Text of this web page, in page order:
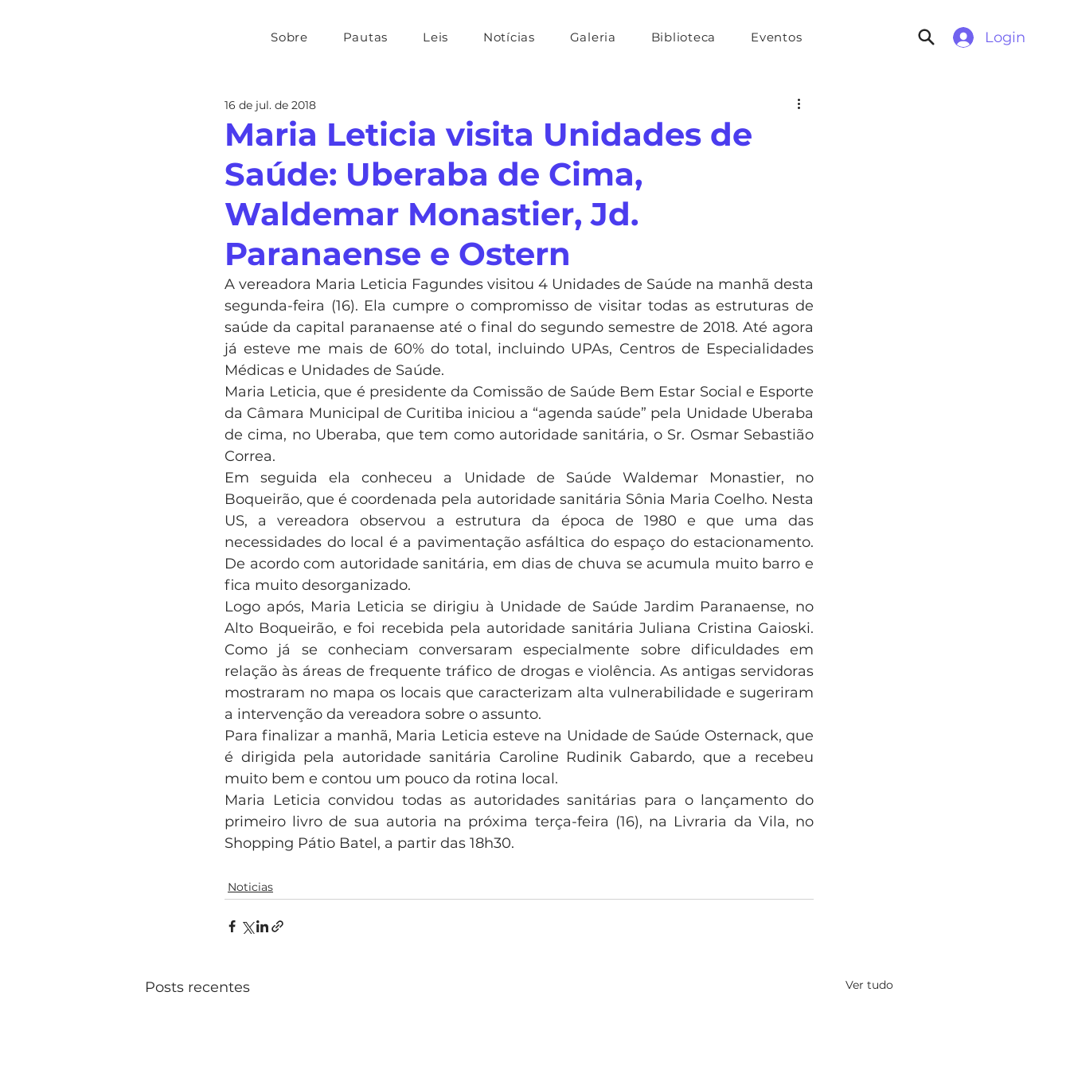
Sobre Pautas Leis Notícias Galeria Biblioteca Eventos Login
Maria Leticia visita Unidades de
Saúde: Uberaba de Cima,
Waldemar Monastier, Jd.
Paranaense e Ostern
16 de jul. de 2018
A vereadora Maria Leticia Fagundes visitou 4 Unidades de Saúde na manhã desta
segunda-feira (16). Ela cumpre o compromisso de visitar todas as estruturas de
saúde da capital paranaense até o final do segundo semestre de 2018. Até agora
já esteve me mais de 60% do total, incluindo UPAs, Centros de Especialidades
Médicas e Unidades de Saúde.
Maria Leticia, que é presidente da Comissão de Saúde Bem Estar Social e Esporte
da Câmara Municipal de Curitiba iniciou a “agenda saúde” pela Unidade Uberaba
de cima, no Uberaba, que tem como autoridade sanitária, o Sr. Osmar Sebastião
Correa.
Em seguida ela conheceu a Unidade de Saúde Waldemar Monastier, no
Boqueirão, que é coordenada pela autoridade sanitária Sônia Maria Coelho. Nesta
US, a vereadora observou a estrutura da época de 1980 e que uma das
necessidades do local é a pavimentação asfáltica do espaço do estacionamento.
De acordo com autoridade sanitária, em dias de chuva se acumula muito barro e
fica muito desorganizado.
Logo após, Maria Leticia se dirigiu à Unidade de Saúde Jardim Paranaense, no
Alto Boqueirão, e foi recebida pela autoridade sanitária Juliana Cristina Gaioski.
Como já se conheciam conversaram especialmente sobre dificuldades em
relação às áreas de frequente tráfico de drogas e violência. As antigas servidoras
mostraram no mapa os locais que caracterizam alta vulnerabilidade e sugeriram
a intervenção da vereadora sobre o assunto.
Para finalizar a manhã, Maria Leticia esteve na Unidade de Saúde Osternack, que
é dirigida pela autoridade sanitária Caroline Rudinik Gabardo, que a recebeu
muito bem e contou um pouco da rotina local.
Maria Leticia convidou todas as autoridades sanitárias para o lançamento do
primeiro livro de sua autoria na próxima terça-feira (16), na Livraria da Vila, no
Shopping Pátio Batel, a partir das 18h30.
Noticias
Posts recentes Ver tudo